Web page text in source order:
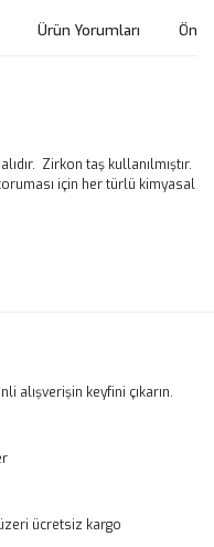
Ürün Yorumları
Zirkon taş kullanılmıştır.
için her türlü kimyasal
görüntülenemiyor.
olmalı.
alışverişin keyfini çıkarın.
ücretsiz kargo